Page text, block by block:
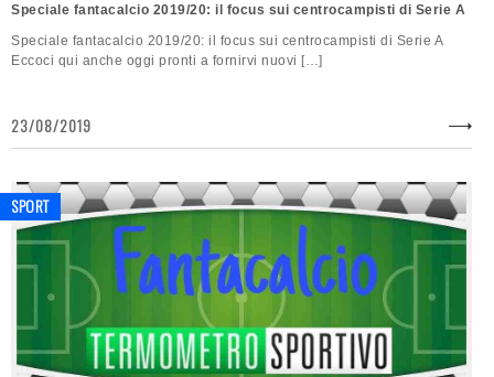
Speciale fantacalcio 2019/20: il focus sui centrocampisti di Serie A
Speciale fantacalcio 2019/20: il focus sui centrocampisti di Serie A
Eccoci qui anche oggi pronti a fornirvi nuovi […]
23/08/2019
SPORT